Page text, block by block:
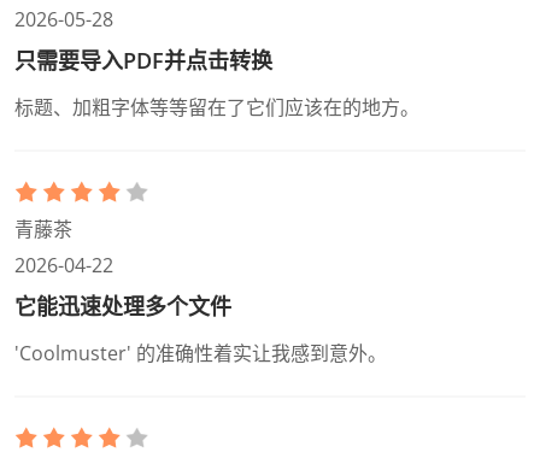
2026-05-28
只需要导入PDF并点击转换
标题、加粗字体等等留在了它们应该在的地方。
青藤茶
2026-04-22
它能迅速处理多个文件
'Coolmuster' 的准确性着实让我感到意外。